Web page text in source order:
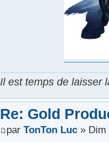
Il est temps de laisser
Re: Gold
par TonTon Luc» Dim